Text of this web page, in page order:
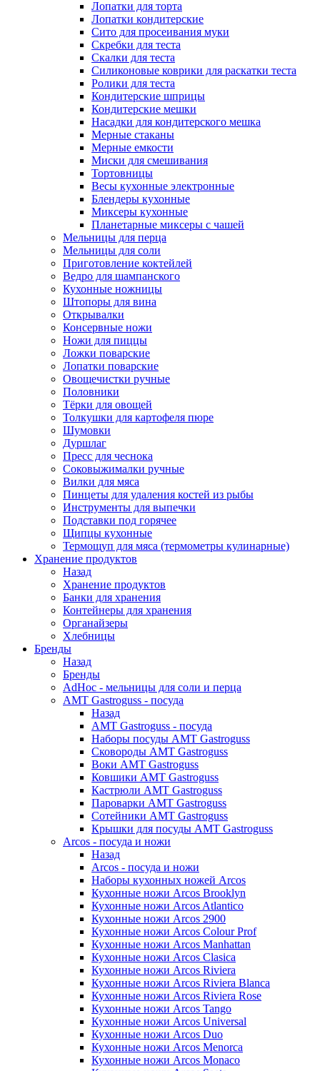
Лопатки для торта
Лопатки кондитерские
Сито для просеивания муки
Скребки для теста
Скалки для теста
Силиконовые коврики для раскатки теста
Ролики для теста
Кондитерские шприцы
Кондитерские мешки
Насадки для кондитерского мешка
Мерные стаканы
Мерные емкости
Миски для смешивания
Тортовницы
Весы кухонные электронные
Блендеры кухонные
Миксеры кухонные
Планетарные миксеры с чашей
Мельницы для перца
Мельницы для соли
Приготовление коктейлей
Ведро для шампанского
Кухонные ножницы
Штопоры для вина
Открывалки
Консервные ножи
Ножи для пиццы
Ложки поварские
Лопатки поварские
Овощечистки ручные
Половники
Тёрки для овощей
Толкушки для картофеля пюре
Шумовки
Дуршлаг
Пресс для чеснока
Соковыжималки ручные
Вилки для мяса
Пинцеты для удаления костей из рыбы
Инструменты для выпечки
Подставки под горячее
Щипцы кухонные
Термощуп для мяса (термометры кулинарные)
Хранение продуктов
Назад
Хранение продуктов
Банки для хранения
Контейнеры для хранения
Органайзеры
Хлебницы
Бренды
Назад
Бренды
AdHoc - мельницы для соли и перца
AMT Gastroguss - посуда
Назад
AMT Gastroguss - посуда
Наборы посуды AMT Gastroguss
Сковороды AMT Gastroguss
Воки AMT Gastroguss
Ковшики AMT Gastroguss
Кастрюли AMT Gastroguss
Пароварки AMT Gastroguss
Сотейники AMT Gastroguss
Крышки для посуды AMT Gastroguss
Arcos - посуда и ножи
Назад
Arcos - посуда и ножи
Наборы кухонных ножей Arcos
Кухонные ножи Arcos Brooklyn
Кухонные ножи Arcos Atlantico
Кухонные ножи Arcos 2900
Кухонные ножи Arcos Colour Prof
Кухонные ножи Arcos Manhattan
Кухонные ножи Arcos Clasica
Кухонные ножи Arcos Riviera
Кухонные ножи Arcos Riviera Blanca
Кухонные ножи Arcos Riviera Rose
Кухонные ножи Arcos Tango
Кухонные ножи Arcos Universal
Кухонные ножи Arcos Duo
Кухонные ножи Arcos Menorca
Кухонные ножи Arcos Monaco